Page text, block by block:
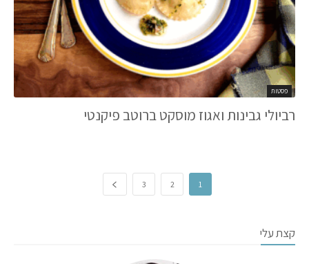
פסטות
רביולי גבינות ואגוז מוסקט ברוטב פיקנטי
1
2
3
קצת עלי